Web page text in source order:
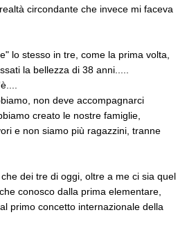
circondante che invece mi faceva
lo stesso in tre, come la prima volta,
la bellezza di 38 anni.....
non deve accompagnarci
creato le nostre famiglie,
e non siamo più ragazzini, tranne
dei tre di oggi, oltre a me ci sia quel
conosco dalla prima elementare,
primo concetto internazionale della